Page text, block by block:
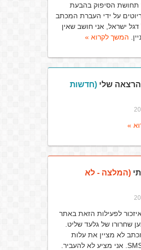
תחושת הסיפוק בהבעת
על ידי העברת המכתב
דגל ישראל, אני חושב שאין
המשך לקרוא »
שלי(חדשות
»
(המלצה - לא
לפעילות הזאת באתר
שחרורו של גלעד שליט.
לא מציין את עלות
משלוח ה SMS. אני מציע לא להעביר.